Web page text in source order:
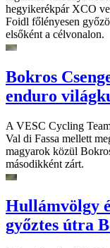
hegyikerékpár XCO
Foidl főlényesen
elsőként a célvonalon.
Bokros
enduro
A VESC Cycling
Val di Fassa mellett
magyarok közül
másodikként zárt.
Hullámvölgy
győztes útra